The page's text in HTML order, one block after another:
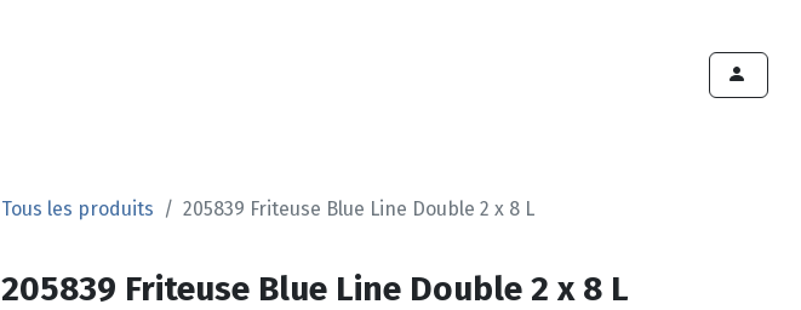
Tous les produits 205839 Friteuse Blue Line Double 2 x 8 L
205839 Friteuse Blue Line Double 2 x 8 L